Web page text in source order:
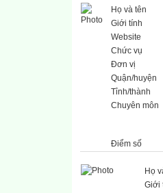
Họ và tên
Giới tính
Website
Chức vụ
Đơn vị
Quận/huyện
Tỉnh/thành
Chuyên môn
Điểm số
Họ
Giới